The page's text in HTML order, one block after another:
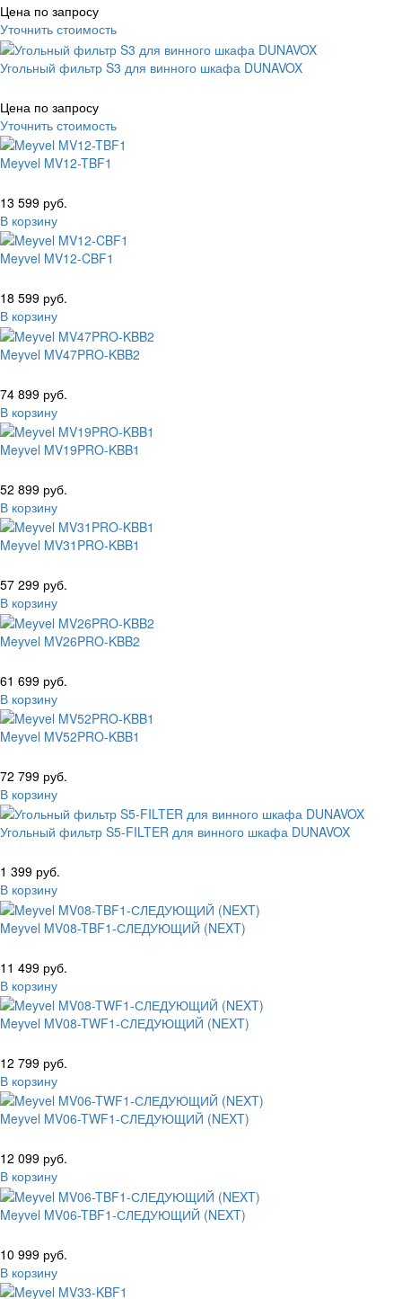
Цена по запросу
Уточнить стоимость
Угольный фильтр S3 для винного шкафа DUNAVOX
Цена по запросу
Уточнить стоимость
Meyvel MV12-TBF1
13 599 руб.
В корзину
Meyvel MV12-CBF1
18 599 руб.
В корзину
Meyvel MV47PRO-KBB2
74 899 руб.
В корзину
Meyvel MV19PRO-KBB1
52 899 руб.
В корзину
Meyvel MV31PRO-KBB1
57 299 руб.
В корзину
Meyvel MV26PRO-KBB2
61 699 руб.
В корзину
Meyvel MV52PRO-KBB1
72 799 руб.
В корзину
Угольный фильтр S5-FILTER для винного шкафа DUNAVOX
1 399 руб.
В корзину
Meyvel MV08-TBF1-СЛЕДУЮЩИЙ (NEXT)
11 499 руб.
В корзину
Meyvel MV08-TWF1-СЛЕДУЮЩИЙ (NEXT)
12 799 руб.
В корзину
Meyvel MV06-TWF1-СЛЕДУЮЩИЙ (NEXT)
12 099 руб.
В корзину
Meyvel MV06-TBF1-СЛЕДУЮЩИЙ (NEXT)
10 999 руб.
В корзину